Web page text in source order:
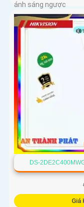
ánh sáng ngược
DS-
Giá